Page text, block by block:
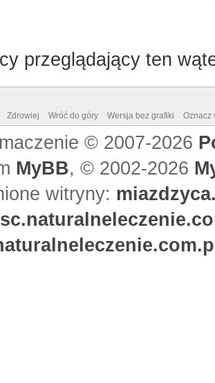
przeglądający ten
Zdrowiej Wróć do góry Wersja bez grafiki Oznacz
© 2007-2026
MyBB, © 2002-2026
witryny: